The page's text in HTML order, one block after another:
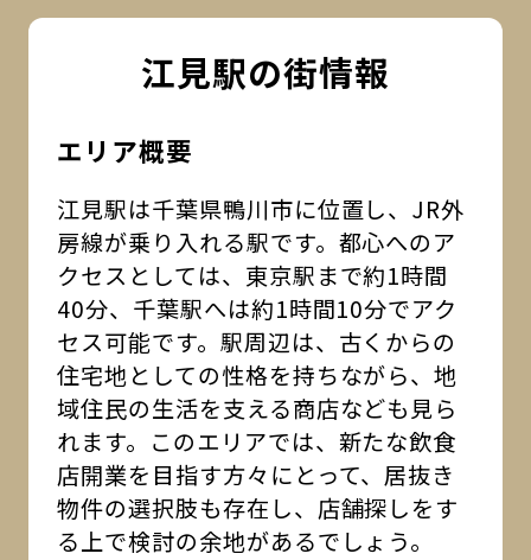
江見駅の街情報
エリア概要
江見駅は千葉県鴨川市に位置し、JR外
房線が乗り入れる駅です。都心へのア
クセスとしては、東京駅まで約1時間
40分、千葉駅へは約1時間10分でアク
セス可能です。駅周辺は、古くからの
住宅地としての性格を持ちながら、地
域住民の生活を支える商店なども見ら
れます。このエリアでは、新たな飲食
店開業を目指す方々にとって、居抜き
物件の選択肢も存在し、店舗探しをす
る上で検討の余地があるでしょう。